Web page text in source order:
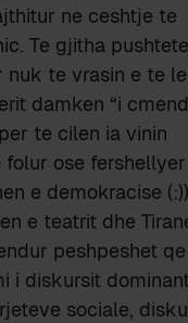
ne ceshtje te
Te gjitha
nuk te vrasin e te
damken “i
te cilen ia vinin
folur ose fershellyer
e demokracise
e teatrit dhe
peshpeshet qe
i diskursit
sociale,